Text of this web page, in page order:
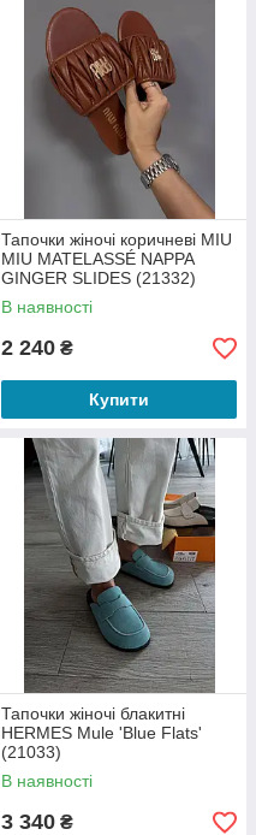
Тапочки жіночі коричневі MIU
MIU MATELASSÉ NAPPA
GINGER SLIDES (21332)
В наявності
2 240 ₴
Купити
Тапочки жіночі блакитні
HERMES Mule 'Blue Flats'
(21033)
В наявності
3 340 ₴